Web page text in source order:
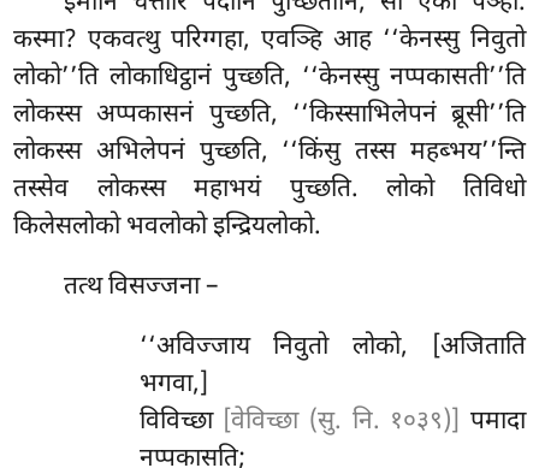
कस्मा? एकवत्थु परिग्गहा, एवञ्हि आह ‘‘केनस्सु निवुतो
लोको’’ति लोकाधिट्ठानं पुच्छति, ‘‘केनस्सु नप्पकासती’’ति
लोकस्स अप्पकासनं पुच्छति, ‘‘किस्साभिलेपनं ब्रूसी’’ति
लोकस्स अभिलेपनं पुच्छति, ‘‘किंसु तस्स महब्भय’’न्ति
तस्सेव लोकस्स महाभयं पुच्छति. लोको तिविधो
किलेसलोको भवलोको इन्द्रियलोको.
तत्थविसज्जना –
‘‘अविज्जाय निवुतो लोको, [अजिताति
भगवा,]
विविच्छा [वेविच्छा (सु. नि. १०३९)] पमादा
नप्पकासति;